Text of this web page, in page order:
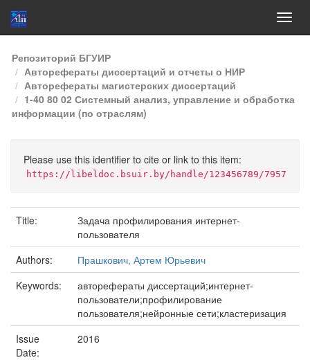
Skip
navigation
Репозиторий БГУИР
Авторефераты диссертаций и отчеты о НИР
Авторефераты магистерских диссертаций
1-40 80 02 Системный анализ, управление и обработка
информации (по отраслям)
Please use this identifier to cite or link to this item:
https://libeldoc.bsuir.by/handle/123456789/7957
Title:
Задача профилирования интернет-
пользователя
Authors:
Прашкович, Артем Юрьевич
Keywords:
авторефераты диссертаций;интернет-
пользователи;профилирование
пользователя;нейронные сети;кластеризация
Issue
Date:
2016